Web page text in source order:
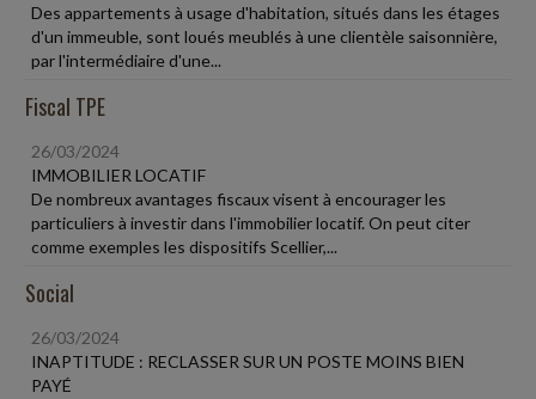
Des appartements à usage d'habitation, situés dans les étages
d'un immeuble, sont loués meublés à une clientèle saisonnière,
par l'intermédiaire d'une...
Fiscal TPE
26/03/2024
IMMOBILIER LOCATIF
De nombreux avantages fiscaux visent à encourager les
particuliers à investir dans l'immobilier locatif. On peut citer
comme exemples les dispositifs Scellier,...
Social
26/03/2024
INAPTITUDE : RECLASSER SUR UN POSTE MOINS BIEN
PAYÉ